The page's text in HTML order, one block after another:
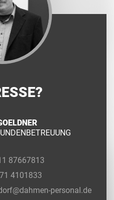
87667813
4101833
personal.de